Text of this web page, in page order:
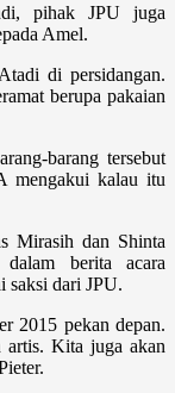
pihak JPU juga
Amel.
di persidangan.
berupa pakaian
barang tersebut
mengakui kalau itu
Mirasih dan Shinta
berita acara
saksi dari JPU.
2015 pekan depan.
artis. Kita juga akan